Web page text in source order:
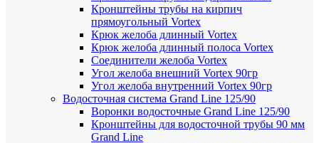
Кронштейны трубы на кирпич
прямоугольный Vortex
Крюк желоба длинный Vortex
Крюк желоба длинный полоса Vortex
Соединители желоба Vortex
Угол желоба внешний Vortex 90гр
Угол желоба внутренний Vortex 90гр
Водосточная система Grand Line 125/90
Воронки водосточные Grand Line 125/90
Кронштейны для водосточной трубы 90 мм
Grand Line